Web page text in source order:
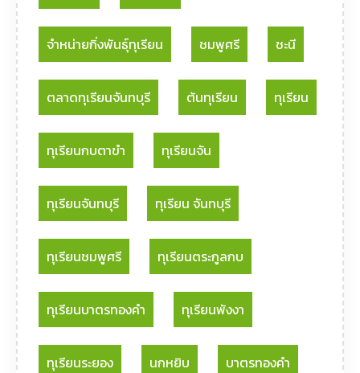
จำหน่ายกิ่งพันธุ์ทุเรียน ชมพูศรี ชะนี
ตลาดทุเรียนจันทบุรี ต้นทุเรียน ทุเรียน
ทุเรียนกบตาขำ ทุเรียนจัน
ทุเรียนจันทบุรี ทุเรียน จันทบุรี
ทุเรียนชมพูศรี ทุเรียนตระกูลกบ
ทุเรียนบาตรทองคำ ทุเรียนพังงา
ทุเรียนระยอง นกหยิบ บาตรทองคำ